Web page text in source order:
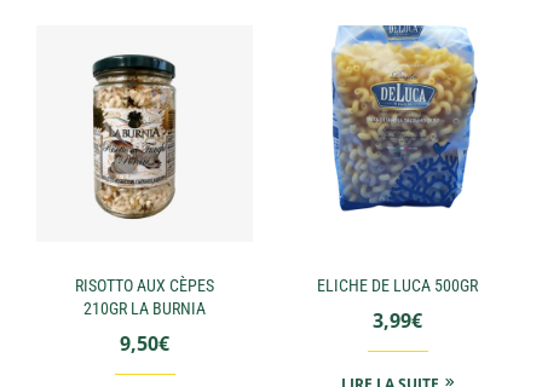
RISOTTO AUX CÈPES
210GR LA BURNIA
9,50€
ELICHE DE LUCA 500GR
3,99€